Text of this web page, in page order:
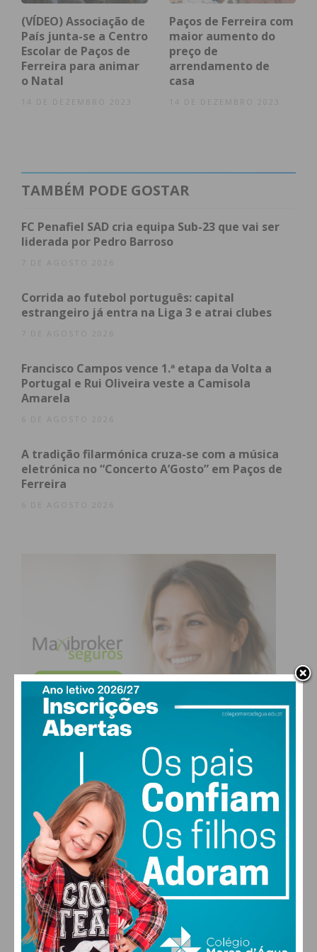
Sousa
*Dados do boletim epidemiológico da Direção
Geral da saúde de 16/06.
Assine nossa newsletter por e-mail e
atualizada.
(VÍDEO) Associação de
País junta-se a Centro
Escolar de Paços de
Ferreira para animar
o Natal
14 DE DEZEMBRO 2023
Paços de Ferreira com
maior aumento do
preço de
arrendamento de
casa
14 DE DEZEMBRO 2023
TAMBÉM PODE GOSTAR
FC Penafiel SAD cria equipa Sub-23 que vai ser
liderada por Pedro Barroso
7 DE AGOSTO 2026
Corrida ao futebol português: capital
estrangeiro já entra na Liga 3 e atrai clubes
7 DE AGOSTO 2026
Francisco Campos vence 1.ª etapa da Volta a
Portugal e Rui Oliveira veste a Camisola
Amarela
6 DE AGOSTO 2026
A tradição filarmónica cruza-se com a música
eletrónica no “Concerto A’Gosto” em Paços de
Ferreira
6 DE AGOSTO 2026